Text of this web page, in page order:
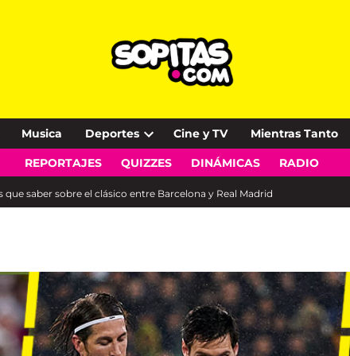
Musica Deportes
Open
dropdown
Cine y TV Mientras Tanto
REPORTAJES QUIZZES DINÁMICAS RADIO
saber sobre el clásico entre Barcelona y Real Madrid